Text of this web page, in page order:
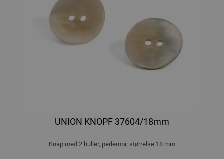
UNION KNOPF 37604/18mm
Knap med 2 huller, perlemor, størrelse 18 mm